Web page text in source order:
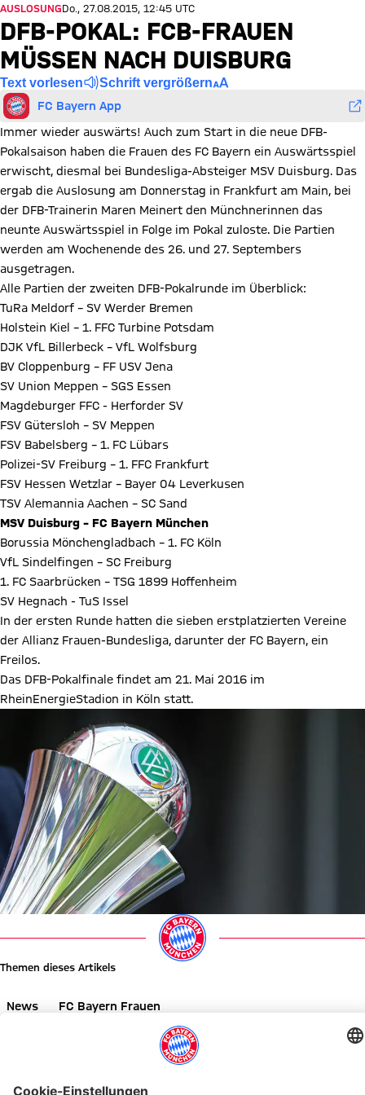
AUSLOSUNGDo., 27.08.2015, 12:45 UTC
DFB-POKAL: FCB-FRAUEN
MÜSSEN NACH DUISBURG
Text vorlesen Schrift vergrößern
FC Bayern App
Immer wieder auswärts! Auch zum Start in die neue DFB-
Pokalsaison haben die Frauen des FC Bayern ein Auswärtsspiel
erwischt, diesmal bei Bundesliga-Absteiger MSV Duisburg. Das
ergab die Auslosung am Donnerstag in Frankfurt am Main, bei
der DFB-Trainerin Maren Meinert den Münchnerinnen das
neunte Auswärtsspiel in Folge im Pokal zuloste. Die Partien
werden am Wochenende des 26. und 27. Septembers
ausgetragen.
Alle Partien der zweiten DFB-Pokalrunde im Überblick:
TuRa Meldorf – SV Werder Bremen
Holstein Kiel – 1. FFC Turbine Potsdam
DJK VfL Billerbeck – VfL Wolfsburg
BV Cloppenburg – FF USV Jena
SV Union Meppen – SGS Essen
Magdeburger FFC - Herforder SV
FSV Gütersloh – SV Meppen
FSV Babelsberg – 1. FC Lübars
Polizei-SV Freiburg – 1. FFC Frankfurt
FSV Hessen Wetzlar – Bayer 04 Leverkusen
TSV Alemannia Aachen – SC Sand
MSV Duisburg – FC Bayern München
Borussia Mönchengladbach – 1. FC Köln
VfL Sindelfingen – SC Freiburg
1. FC Saarbrücken – TSG 1899 Hoffenheim
SV Hegnach - TuS Issel
In der ersten Runde hatten die sieben erstplatzierten Vereine
der Allianz Frauen-Bundesliga, darunter der FC Bayern, ein
Freilos.
Das DFB-Pokalfinale findet am 21. Mai 2016 im
RheinEnergieStadion in Köln statt.
Themen dieses Artikels
News FC Bayern Frauen